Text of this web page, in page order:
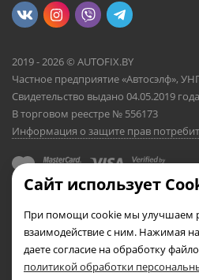
2019 - 2026 © AUTOFIX.BY
Частное предприятие «Автосэлф»,
Свидетельство выдано 04.05.2019
В торговом реестре № 556173
Информация о защите прав
Сайт использует
При помощи cookie мы улучшаем
взаимодействие с ним. Нажимая
даете согласие на обработку
политикой обработки